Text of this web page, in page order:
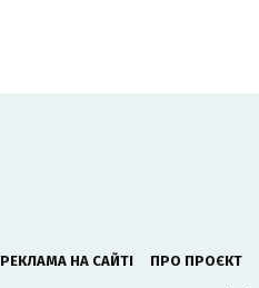
РЕКЛАМА НА САЙТІ ПРО ПРОЄКТ